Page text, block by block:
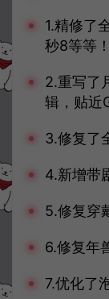
1.精修了
秒8等等！
2.重写了
辑，贴近
3.修复了
4.新增带
5.修复穿
6.修复年
7.优化了